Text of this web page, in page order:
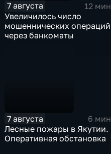
7 августа
12 мин
Увеличилось число
мошеннических операций
через банкоматы
7 августа
6 мин
Лесные пожары в Якутии.
Оперативная обстановка